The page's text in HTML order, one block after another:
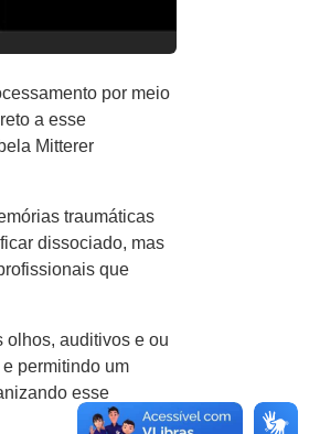
por meio
a esse
Mitterer
traumáticas
dissociado, mas
que
auditivos e ou
permitindo um
esse